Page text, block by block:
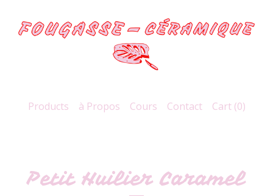
Products à Propos Cours Contact Cart (0)
Petit Huilier Caramel